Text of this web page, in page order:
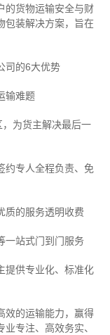
的货物运输安全与财
包装解决方案，旨在
司的6大优势
输难题
为货主解决最后一
约专人全程负责、免
质的服务透明收费
一站式门到门服务
提供专业化、标准化
效的运输能力，赢得
专注、高效务实、